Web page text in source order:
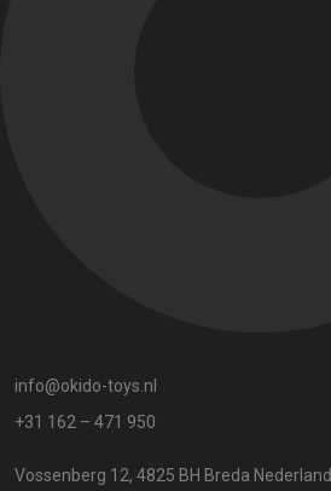
info@okido-toys.nl
+31 162 – 471 950
Vossenberg 12, 4825 BH Breda Nederland